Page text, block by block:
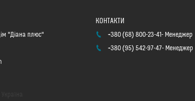
"Діана плюс"
+380 (68) 800-23-41 Менеджер
+380 (95) 542-97-47 Менеджер